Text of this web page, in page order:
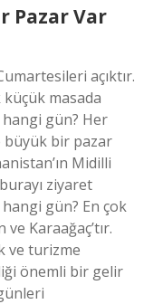
Pazar Var
açıktır.
masada
hangi gün? Her
büyük bir pazar
Midilli
ziyaret
gün? En çok
Karaağaç’tır.
ve turizme
önemli bir gelir